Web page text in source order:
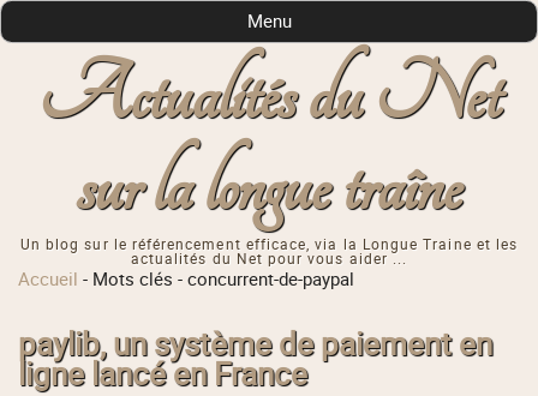
Actualités du Net
sur la longue traîne
Un blog sur le référencement efficace, via la Longue Traine et les
actualités du Net pour vous aider ...
Menu
Accueil - Mots clés -concurrent-de-paypal
paylib, un système de paiement en
ligne lancé en France